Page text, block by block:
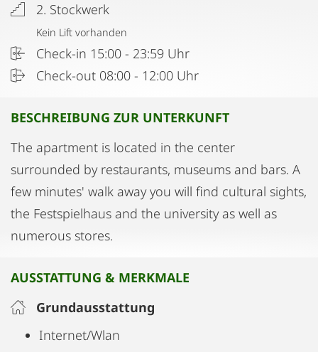
2. Stockwerk
Kein Lift vorhanden
Check-in 15:00 - 23:59 Uhr
Check-out 08:00 - 12:00 Uhr
BESCHREIBUNG ZUR UNTERKUNFT
The apartment is located in the center
surrounded by restaurants, museums and bars. A
few minutes' walk away you will find cultural sights,
the Festspielhaus and the university as well as
numerous stores.
AUSSTATTUNG & MERKMALE
Grundausstattung
Internet/Wlan